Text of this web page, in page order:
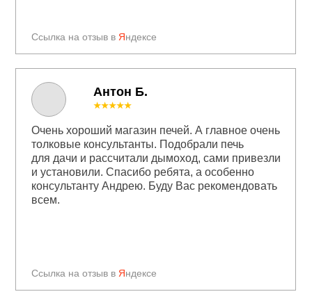
Антон Б.
Ссылка на отзыв в Яндексе
Ссылка на отзыв в Яндексе
★★★★★
Очень хороший магазин печей. А главное очень
толковые консультанты. Подобрали печь
для дачи и рассчитали дымоход, сами привезли
и установили. Спасибо ребята, а особенно
консультанту Андрею. Буду Вас рекомендовать
всем.